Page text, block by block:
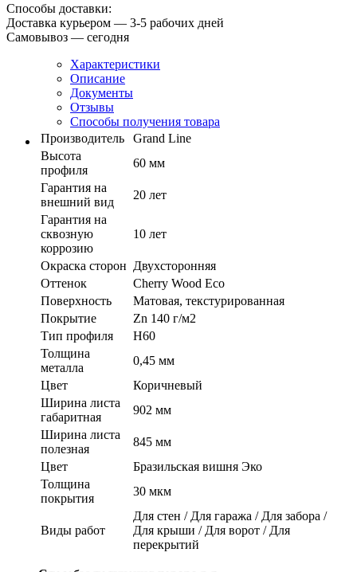
Способы доставки:
Доставка курьером — 3-5 рабочих дней
Самовывоз — сегодня
Характеристики
Описание
Документы
Отзывы
Способы получения товара
Производитель
Grand Line
Высота
профиля
60 мм
Гарантия на
внешний вид
20 лет
Гарантия на
сквозную
коррозию
10 лет
Окраска сторон Двухсторонняя
Оттенок
Cherry Wood Eco
Поверхность
Матовая, текстурированная
Покрытие
Zn 140 г/м2
Тип профиля
Н60
Толщина
металла
0,45 мм
Цвет
Коричневый
Ширина листа
габаритная
902 мм
Ширина листа
полезная
845 мм
Цвет
Бразильская вишня Эко
Толщина
покрытия
30 мкм
Виды работ
Для стен / Для гаража / Для забора /
Для крыши / Для ворот / Для
перекрытий